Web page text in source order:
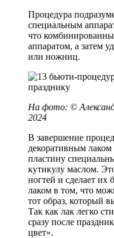
Процедура
специальным
что
аппаратом, а затем
или ножниц.
На фото: ©
2024
В завершение
декоративным
пластину
кутикулу маслом.
ногтей и сделает
лаком в том, что
тот образ, который
Так как лак легко
сразу после
цвет».